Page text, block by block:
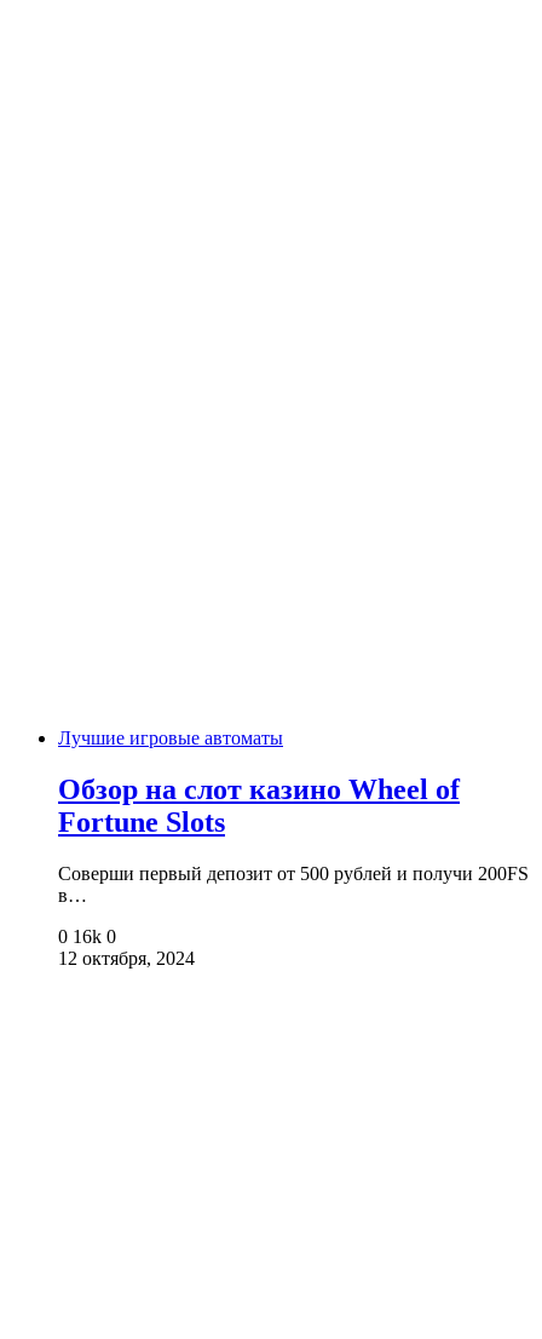
Лучшие игровые автоматы
Обзор на слот казино Wheel of
Fortune Slots
Соверши первый депозит от 500 рублей и получи 200FS
в…
0 16k 0
12 октября, 2024